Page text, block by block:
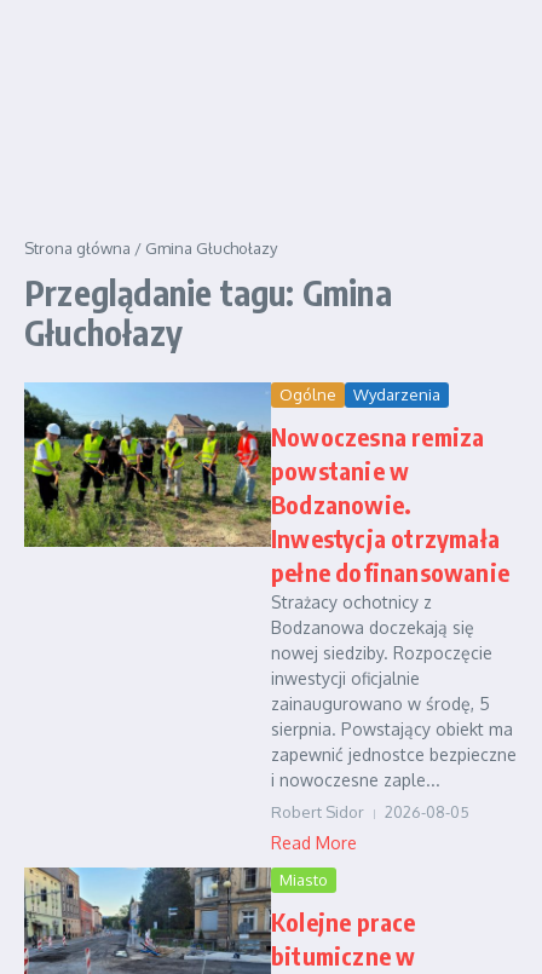
Strona główna / Gmina Głuchołazy
Przeglądanie tagu: Gmina
Głuchołazy
Ogólne Wydarzenia
Nowoczesna remiza
powstanie w
Bodzanowie.
Inwestycja otrzymała
pełne dofinansowanie
Strażacy ochotnicy z
Bodzanowa doczekają się
nowej siedziby. Rozpoczęcie
inwestycji oficjalnie
zainaugurowano w środę, 5
sierpnia. Powstający obiekt ma
zapewnić jednostce bezpieczne
i nowoczesne zaple...
Robert Sidor 2026-08-05
Read More
Miasto
Kolejne prace
bitumiczne w